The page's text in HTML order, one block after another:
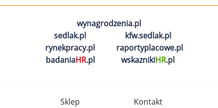
wynagrodzenia.pl
sedlak.pl
kfw.sedlak.pl
rynekpracy.pl
raportyplacowe.pl
badaniaHR.pl wskaznikiHR.pl
Sklep
Kontakt